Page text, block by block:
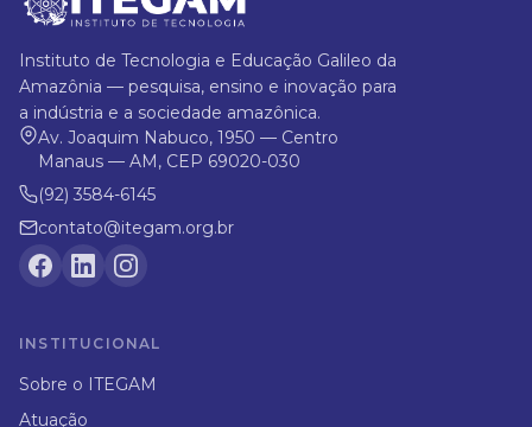
Instituto de Tecnologia e Educação Galileo da
Amazônia — pesquisa, ensino e inovação para
a indústria e a sociedade amazônica.
Av. Joaquim Nabuco, 1950 — Centro
Manaus — AM, CEP 69020-030
(92) 3584-6145
contato@itegam.org.br
INSTITUCIONAL
Sobre o ITEGAM
Atuação